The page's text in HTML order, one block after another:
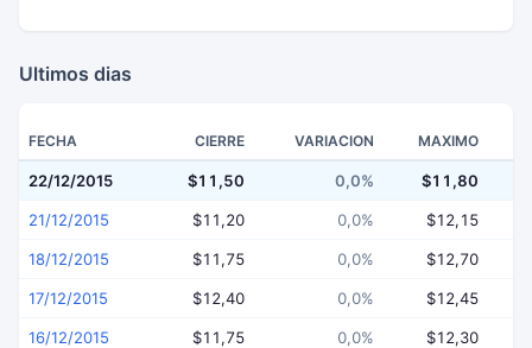
Ultimos dias
FECHA CIERRE VARIACION MAXIMO
22/12/2015 $11,50 0,0% $11,80
21/12/2015 $11,20 0,0% $12,15
18/12/2015 $11,75 0,0% $12,70
17/12/2015 $12,40 0,0% $12,45
16/12/2015 $11,75 0,0% $12,30